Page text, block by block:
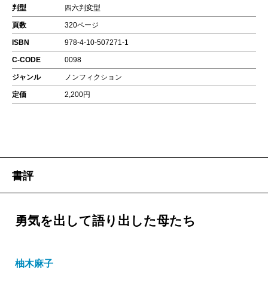
判型 四六判変型
頁数 320ページ
ISBN 978-4-10-507271-1
C-CODE 0098
ジャンル ノンフィクション
定価 2,200円
書評
勇気を出して語り出した母たち
柚木麻子